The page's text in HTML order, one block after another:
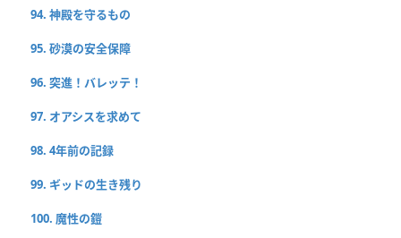
94. 神殿を守るもの
95. 砂漠の安全保障
96. 突進！バレッテ！
97. オアシスを求めて
98. 4年前の記録
99. ギッドの生き残り
100. 魔性の鎧